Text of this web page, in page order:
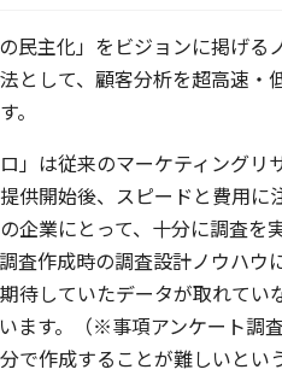
の民主化」をビジョンに掲げ
として、顧客分析を超高速
。
」は従来のマーケティング
供開始後、スピードと費用に
企業にとって、十分に調査
査作成時の調査設計ノウハウ
待していたデータが取れて
ます。（※事項アンケート調査
で作成することが難しいと